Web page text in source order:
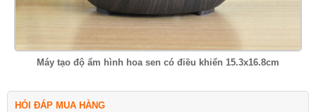
Máy tạo độ ẩm hình hoa sen có điều khiển 15.3x16.8cm
HỎI ĐÁP MUA HÀNG